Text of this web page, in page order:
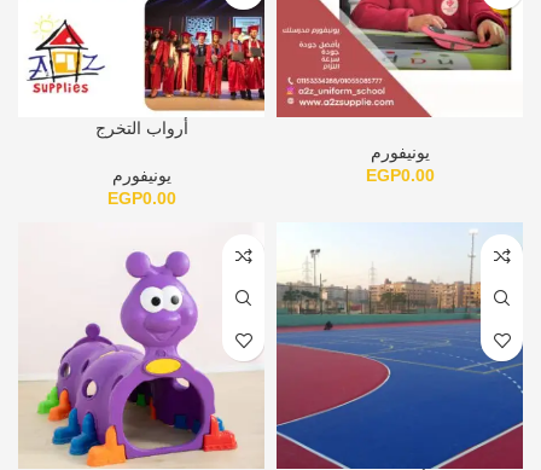
يونيفورم
EGP0.00
أرواب التخرج
يونيفورم
EGP0.00